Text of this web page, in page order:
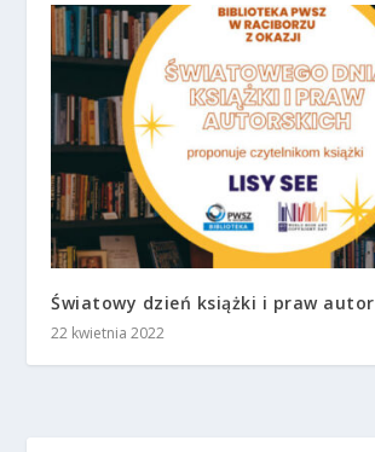
Światowy dzień książki i praw
22 kwietnia 2022